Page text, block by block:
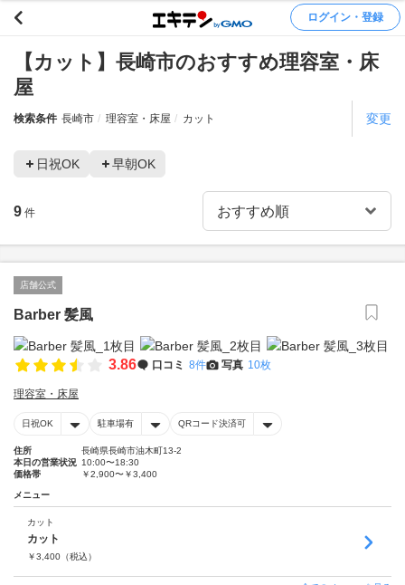
ログイン・登録
【カット】長崎市のおすすめ理容室・床
屋
検索条件 長崎市 理容室・床屋 カット 変更
日祝OK 早朝OK
9 件
店舗公式
Barber 髪風
3.86 口コミ 8件 写真 10枚
理容室・床屋
日祝OK 駐車場有 QRコード決済可
住所
長崎県長崎市油木町13-2
本日の営業状況 10:00〜18:30
価格帯
￥2,900〜￥3,400
メニュー
カット
カット
￥3,400 （税込）